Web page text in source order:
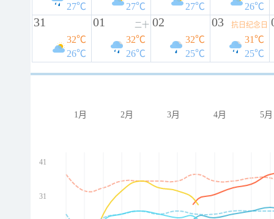
27℃
27℃
27℃
26℃
31
32℃
26℃
01 二十
32℃
26℃
02
32℃
25℃
03 抗日纪念日
31℃
25℃
1月 2月 3月 4月 5月
41
31